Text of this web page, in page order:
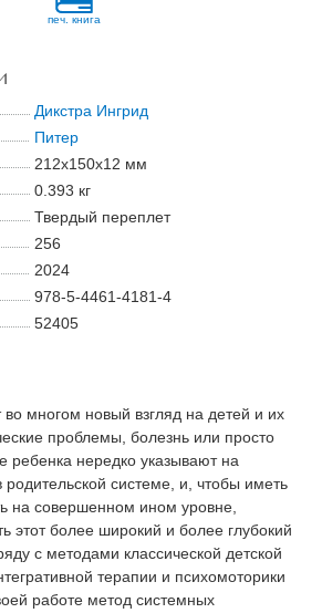
печ. книга
Дикстра Ингрид
Питер
212x150x12 мм
0.393 кг
Твердый переплет
256
2024
978-5-4461-4181-4
52405
во многом новый взгляд на детей и их
проблемы, болезнь или просто
ребенка нередко указывают на
системе, и, чтобы иметь
на совершенном ином уровне,
этот более широкий и более глубокий
с методами классической детской
терапии и психомоторики
работе метод системных